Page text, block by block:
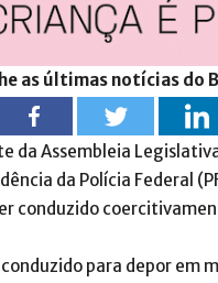
as últimas notícias do
da Assembleia
da Polícia Federal
conduzido
para depor em